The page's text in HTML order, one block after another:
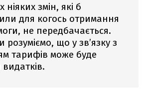
ніяких змін, які б
для когось отримання
не передбачається.
що у зв’язку з
тарифів може буде